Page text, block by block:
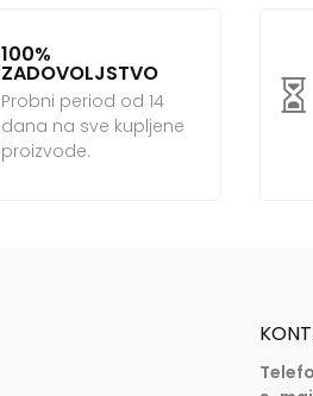
100%
ZADOVOLJSTVO
Probni period od 14
dana na sve kupljene
proizvode.
